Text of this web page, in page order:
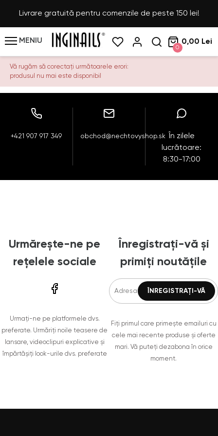
Livrare gratuită pentru comenzile de peste 150 lei!
MENIU
0
0,00 Lei
Vă rugăm să corectați următoarele erori:
produsul nu mai este disponibil
+421 907 917 349 obchod@nechtovyshop.sk
În zilele
lucrătoare:
8:30-17:00
Urmărește-ne pe
rețelele sociale
Urmați-ne pe platformele dvs.
preferate. Urmăriți noile teasere de
lansare, videoclipuri explicative și
împărtășiți look-urile dvs. preferate
Înregistrați-vă și
primiți noutățile
Fiți primul care primește emailuri cu
cele mai recente produse și oferte
mari. Vă puteți dezabona în orice
moment.